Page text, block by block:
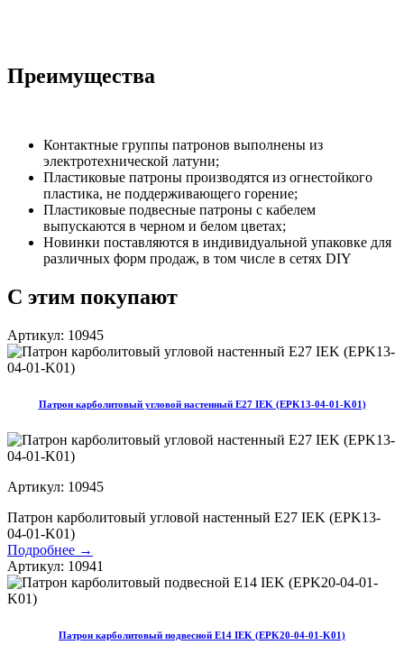
Преимущества
Контактные группы патронов выполнены из
электротехнической латуни;
Пластиковые патроны производятся из огнестойкого
пластика, не поддерживающего горение;
Пластиковые подвесные патроны с кабелем
выпускаются в черном и белом цветах;
Новинки поставляются в индивидуальной упаковке для
различных форм продаж, в том числе в сетях DIY
С этим покупают
Артикул: 10945
Патрон карболитовый угловой настенный Е27 IEK (EPK13-04-01-K01)
Артикул: 10945
Патрон карболитовый угловой настенный Е27 IEK (EPK13-
04-01-K01)
Подробнее →
Артикул: 10941
Патрон карболитовый подвесной Е14 IEK (EPK20-04-01-K01)